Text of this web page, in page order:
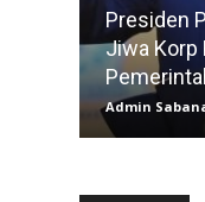
Presiden
Jiwa Korp
Admin